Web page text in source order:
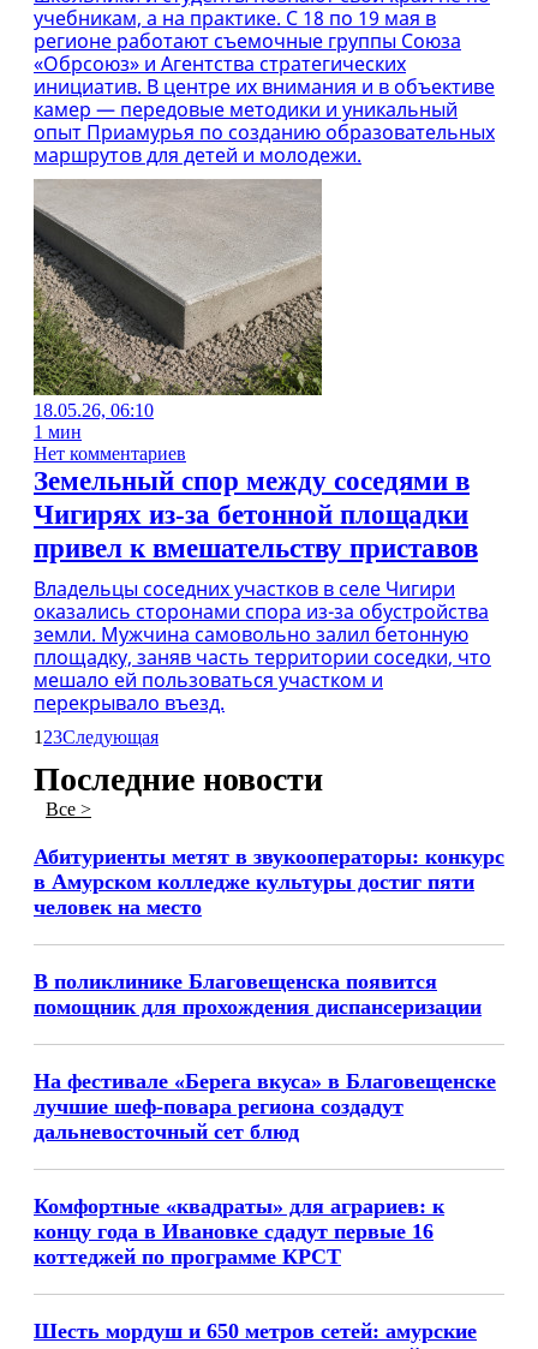
учебникам, а на практике. С 18 по 19 мая в
регионе работают съемочные группы Союза
«Обрсоюз» и Агентства стратегических
инициатив. В центре их внимания и в объективе
камер — передовые методики и уникальный
опыт Приамурья по созданию образовательных
маршрутов для детей и молодежи.
18.05.26, 06:10
1 мин
Нет комментариев
Земельный спор между соседями в
Чигирях из-за бетонной площадки
привел к вмешательству приставов
Владельцы соседних участков в селе Чигири
оказались сторонами спора из-за обустройства
земли. Мужчина самовольно залил бетонную
площадку, заняв часть территории соседки, что
мешало ей пользоваться участком и
перекрывало въезд.
1 23Следующая
Последние новости
Все >
Абитуриенты метят в звукооператоры: конкурс
в Амурском колледже культуры достиг пяти
человек на место
В поликлинике Благовещенска появится
помощник для прохождения диспансеризации
На фестивале «Берега вкуса» в Благовещенске
лучшие шеф-повара региона создадут
дальневосточный сет блюд
Комфортные «квадраты» для аграриев: к
концу года в Ивановке сдадут первые 16
коттеджей по программе КРСТ
Шесть мордуш и 650 метров сетей: амурские